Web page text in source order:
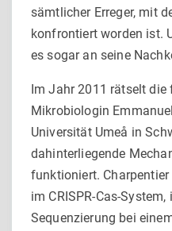
sämtlicher Erreger, mit
konfrontiert worden ist.
es sogar an seine
Im Jahr 2011 rätselt die
Mikrobiologin
Universität Umeå in
dahinterliegende
funktioniert.
im CRISPR-Cas-
Sequenzierung bei